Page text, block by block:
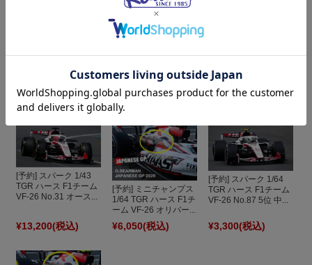
TGR ハース F1チーム
¥13,200(税込)
TGR ハース F1チーム
VF-26 No.31 オース...
¥3,300(税込)
1/43 TGR ハース F1チ
ーム VF-26 エステバ...
¥19,250(税込)
[予約] スパーク 1/43
TGR ハース F1チーム
VF-26 No.31 オース...
¥13,200(税込)
[予約] ミニチャンプス
1/64 TGR ハース F1チ
ーム VF-26 オリバー...
¥6,050(税込)
[予約] スパーク 1/64
TGR ハース F1チーム
VF-26 No.87 5位 中...
¥3,300(税込)